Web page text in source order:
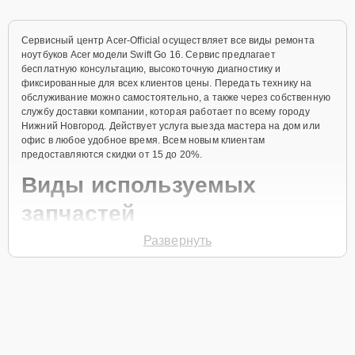
Сервисный центр Acer-Official осуществляет все виды ремонта
ноутбуков Acer модели Swift Go 16. Сервис предлагает
бесплатную консультацию, высокоточную диагностику и
фиксированные для всех клиентов цены. Передать технику на
обслуживание можно самостоятельно, а также через собственную
службу доставки компании, которая работает по всему городу
Нижний Новгород. Действует услуга выезда мастера на дом или
офис в любое удобное время. Всем новым клиентам
предоставляются скидки от 15 до 20%.
Виды используемых
запчастей
Для ремонта ноутбука модели Swift Go 16 предлагаются как
Развернуть